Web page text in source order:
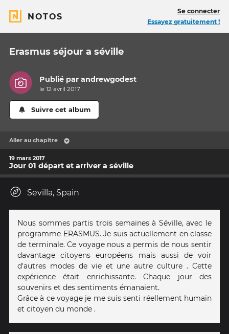
NOTOS
Se connecter
Essayez gratuitement !
Erasmus séjour a séville
Publié parandrewgodest
le 12 avril 2017
Suivre cet album
Aller au chapitre
19 mars 2017
Jour 01 départ et arriver a séville
Sevilla, Spain
Nous sommes partis trois semaines à Séville, avec le
programme ERASMUS. Je suis actuellement en classe
de terminale. Ce voyage nous a permis de nous sentir
davantage citoyens européens mais aussi de voir
d'autres modes de vie et une autre culture . Cette
expérience était enrichissante. Chaque jour des
souvenirs et des sentiments émanaient.
Grâce à ce voyage je me suis senti réellement humain
et citoyen du monde .